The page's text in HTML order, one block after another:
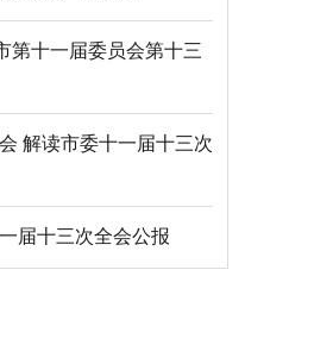
第十一届委员会第十三
解读市委十一届十三次
届十三次全会公报